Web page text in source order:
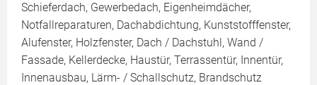
Schieferdach, Gewerbedach, Eigenheimdächer,
Notfallreparaturen, Dachabdichtung, Kunststofffenster,
Alufenster, Holzfenster, Dach / Dachstuhl, Wand /
Fassade, Kellerdecke, Haustür, Terrassentür, Innentür,
Innenausbau, Lärm- / Schallschutz, Brandschutz